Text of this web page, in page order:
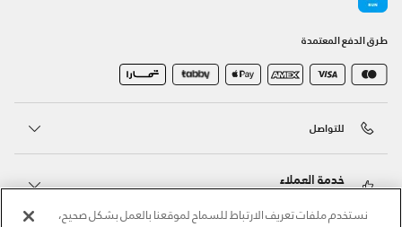
طرق الدفع المعتمدة
للتواصل
خدمة العملاء
نستخدم ملفات تعريف الارتباط للسماح لموقعنا بالعمل بشكل صحيح،